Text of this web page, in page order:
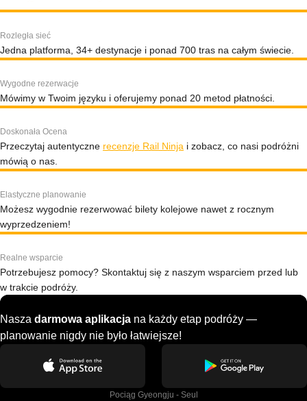
Rozległa sieć
Jedna platforma, 34+ destynacje i ponad 700 tras na całym świecie.
Wygodne rezerwacje
Mówimy w Twoim języku i oferujemy ponad 20 metod płatności.
Doskonała Ocena
Przeczytaj autentyczne recenzje Rail Ninja i zobacz, co nasi podróżni
mówią o nas.
Elastyczne planowanie
Możesz wygodnie rezerwować bilety kolejowe nawet z rocznym
wyprzedzeniem!
Realne wsparcie
Potrzebujesz pomocy? Skontaktuj się z naszym wsparciem przed lub
w trakcie podróży.
Nasza darmowa aplikacja na każdy etap podróży —
planowanie nigdy nie było łatwiejsze!
Pociąg Gyeongju - Seul